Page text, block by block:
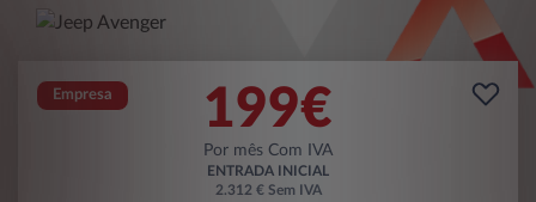
Empresa 199€
Por mês Com IVA
ENTRADA INICIAL
2.312 € Sem IVA